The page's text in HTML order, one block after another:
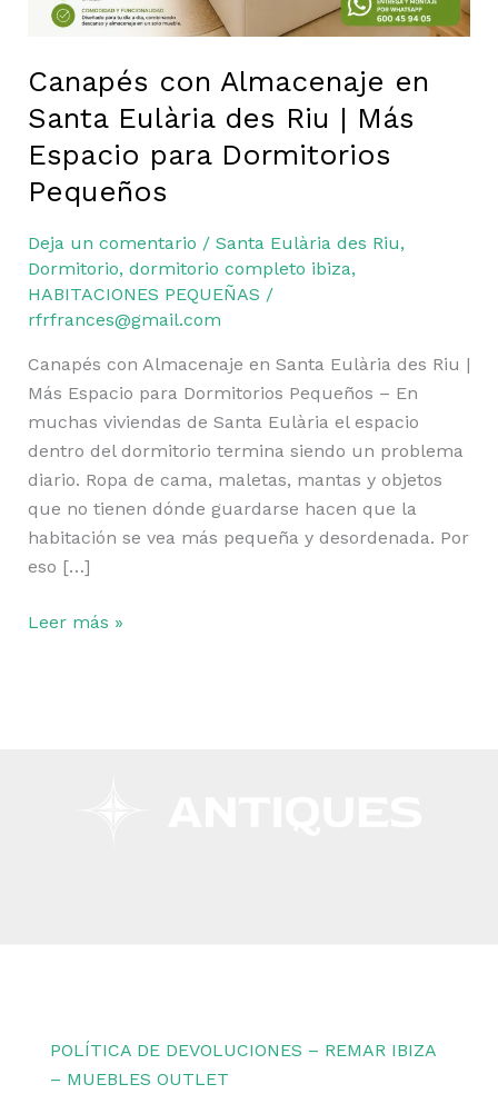
Canapés con Almacenaje en
Santa Eulària des Riu | Más
Espacio para Dormitorios
Pequeños
Deja un comentario / Santa Eulària des Riu,
Dormitorio, dormitorio completo ibiza,
HABITACIONES PEQUEÑAS /
rfrfrances@gmail.com
Canapés con Almacenaje en Santa Eulària des Riu |
Más Espacio para Dormitorios Pequeños – En
muchas viviendas de Santa Eulària el espacio
dentro del dormitorio termina siendo un problema
diario. Ropa de cama, maletas, mantas y objetos
que no tienen dónde guardarse hacen que la
habitación se vea más pequeña y desordenada. Por
eso […]
Más
para
Dormitorios
Pequeños
Leer más »
POLÍTICA DE DEVOLUCIONES – REMAR IBIZA
– MUEBLES OUTLET